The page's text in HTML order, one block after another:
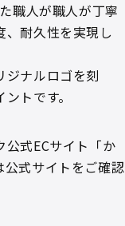
職人が職人が丁寧
、耐久性を実現し
ジナルロゴを刻
トです。
公式ECサイト「か
式サイトをご確認